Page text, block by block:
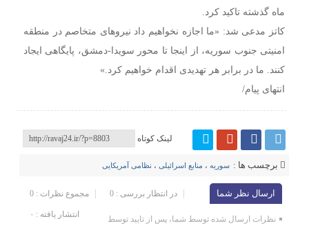
ماه گذشته تاکید کرد.
کاتز مدعی شد: «ما اجازه نخواهیم داد نیروهای متخاصم در منطقه
امنیتی جنوب سوریه، از اینجا تا محور سویدا-دمشق، پایگاهی ایجاد
کنند. ما در برابر هر تهدیدی اقدام خواهیم کرد.»
انتهای پیام/
لینک کوتاه
برچسب ها : سوریه ، منابع اسرائیلی ، نظامی آمریکایی
ارسال نظر شما مجموع نظرات : 0 در انتظار بررسی : 0
انتشار یافته : ۰ نظرات ارسال شده توسط شما، پس از تایید توسط